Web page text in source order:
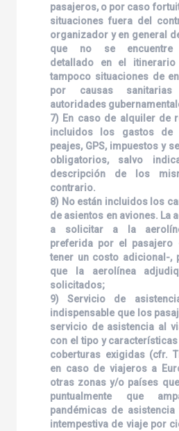
pasajeros, o por caso
situaciones fuera del
organizador y en general
que no se encuentre
detallado en el itinerario
tampoco situaciones de
por causas
autoridades
7) En caso de alquiler de
incluidos los gastos de
peajes, GPS, impuestos y
obligatorios, salvo
descripción de los
contrario.
8) No están incluidos los
de asientos en aviones. La
a solicitar a la
preferida por el pasajero
tener un costo adicional-,
que la aerolínea
solicitados;
9) Servicio de
indispensable que los
servicio de asistencia al
con el tipo y
coberturas exigidas (cfr.
en caso de viajeros a
otras zonas y/o países
puntualmente que
pandémicas de
intempestiva de viaje por